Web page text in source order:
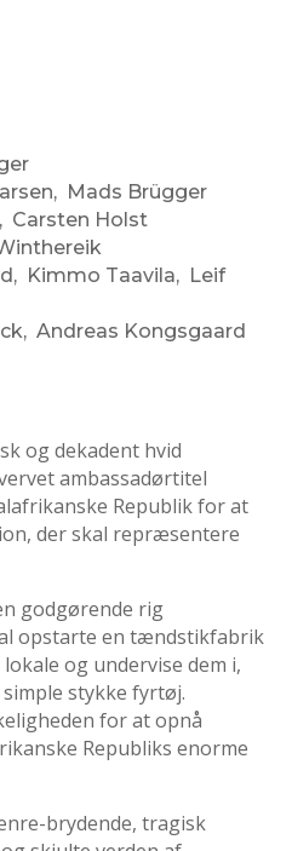
Mads Brügger
Carsten Holst
Kimmo Taavila, Leif
Andreas Kongsgaard
og dekadent hvid
ambassadørtitel
Republik for at
der skal repræsentere
godgørende rig
opstarte en tændstikfabrik
og undervise dem i,
stykke fyrtøj.
for at opnå
Republiks enorme
brydende, tragisk